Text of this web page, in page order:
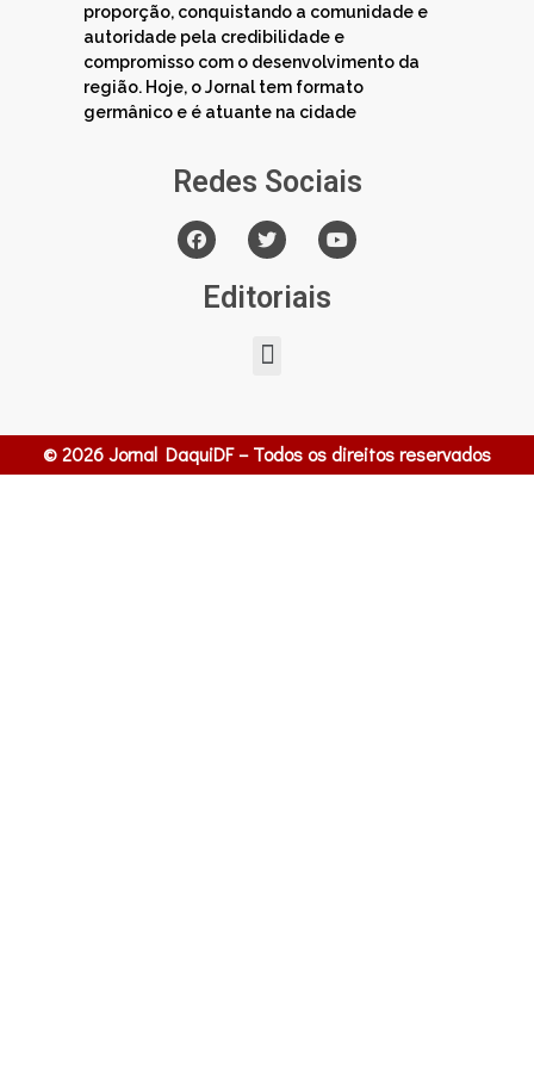
proporção, conquistando a comunidade e
autoridade pela credibilidade e
compromisso com o desenvolvimento da
região. Hoje, o Jornal tem formato
germânico e é atuante na cidade
Redes Sociais
Editoriais
© 2026 Jornal DaquiDF – Todos os direitos reservados